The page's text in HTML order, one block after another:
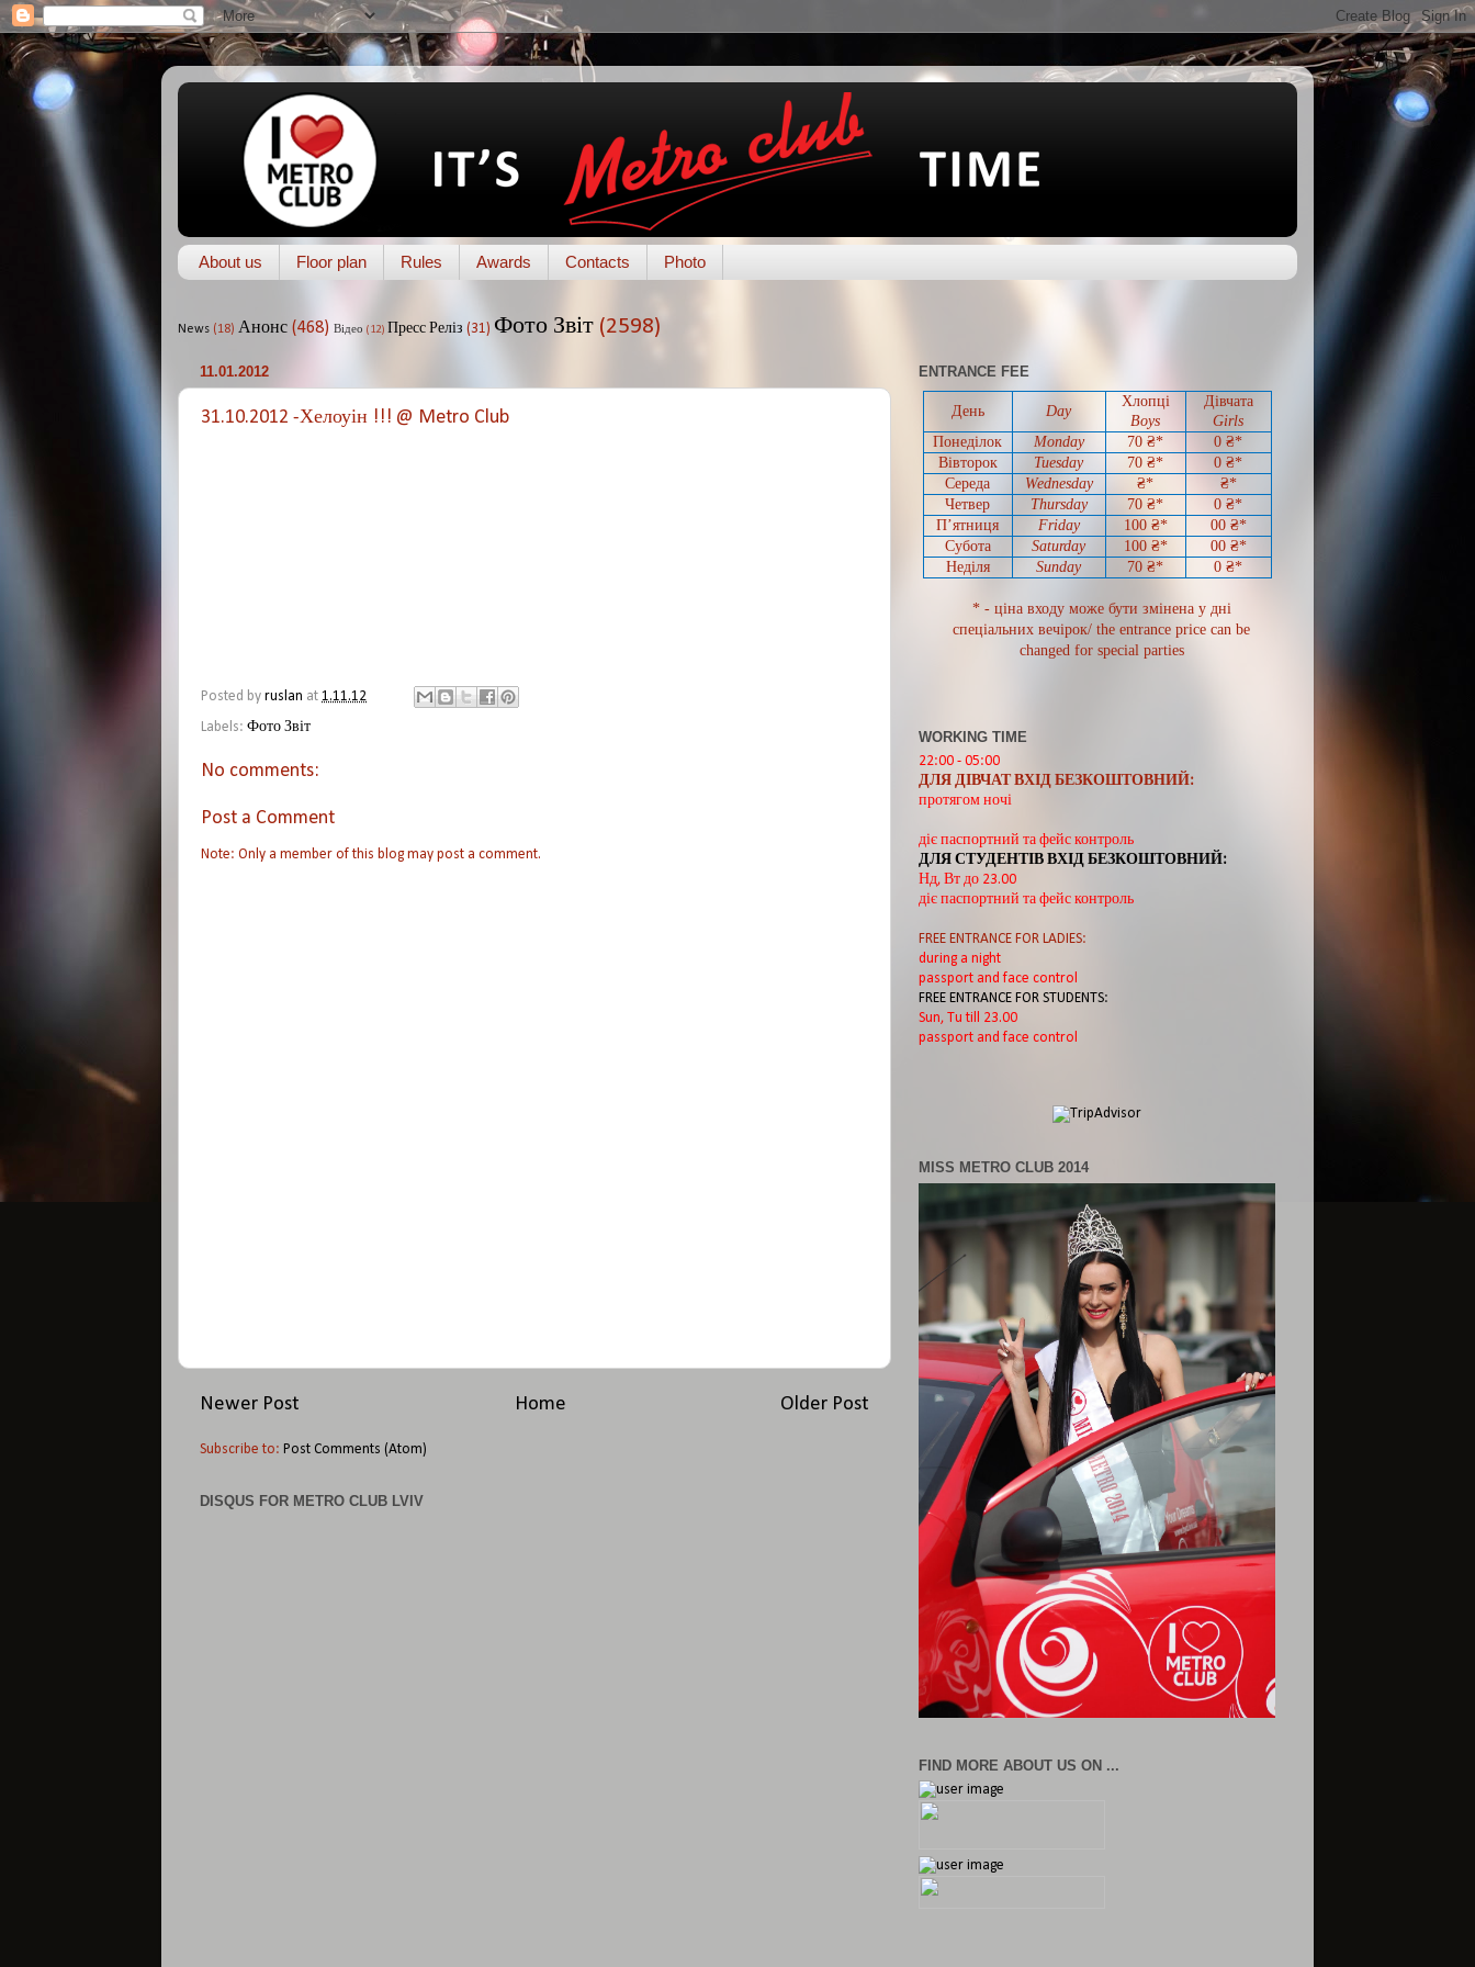
About us Floor plan Rules Awards Contacts Photo
News (18) Анонс (468) Відео (12) Пресс Реліз (31) Фото Звіт (2598)
11.01.2012
31.10.2012 -Хелоуін !!! @ Metro Club
Posted by ruslan at 1.11.12
Labels: Фото Звіт
No comments:
Post a Comment
Note: Only a member of this blog may post a comment.
Newer Post Older Post
Home
Subscribe to: Post Comments (Atom)
DISQUS FOR METRO CLUB LVIV
ENTRANCE FEE
День Day
Хлопці
Boys
Дівчата
Girls
Понеділок
Monday 70 ₴* 0 ₴*
Вівторок
Tuesday 70 ₴* 0 ₴*
Середа
Wednesday ₴*
₴*
Четвер
Thursday 70 ₴* 0 ₴*
П’ятниця
Friday 100 ₴* 00₴*
Субота
Saturday 100 ₴* 00₴*
Неділя
Sunday 70 ₴* 0 ₴*
* - ціна входу може бути змінена у дні
спеціальних вечірок/ the entrance price can be
changed for special parties
WORKING TIME
22:00 - 05:00
ДЛЯ ДІВЧАТ ВХІД БЕЗКОШТОВНИЙ:
протягом ночі
діє паспортний та фейс контроль
ДЛЯ СТУДЕНТІВ ВХІД БЕЗКОШТОВНИЙ:
Нд, Вт до 23.00
діє паспортний та фейс контроль
FREE ENTRANCE FOR LADIES:
during a night
passport and face control
FREE ENTRANCE FOR STUDENTS:
Sun, Tu till 23.00
passport and face control
MISS METRO CLUB 2014
FIND MORE ABOUT US ON ...